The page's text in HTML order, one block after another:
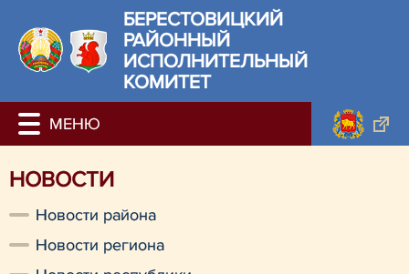
БЕРЕСТОВИЦКИЙ
РАЙОННЫЙ
ИСПОЛНИТЕЛЬНЫЙ
КОМИТЕТ
НОВОСТИ
Новости района
Новости региона